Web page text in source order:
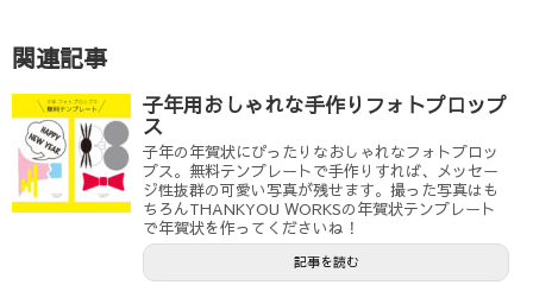
関連記事
子年用おしゃれな手作りフォトプロップ
ス
子年の年賀状にぴったりなおしゃれなフォトプロッ
プス。無料テンプレートで手作りすれば、メッセー
ジ性抜群の可愛い写真が残せます。撮った写真はも
ちろんTHANKYOU WORKSの年賀状テンプレート
で年賀状を作ってくださいね！
記事を読む